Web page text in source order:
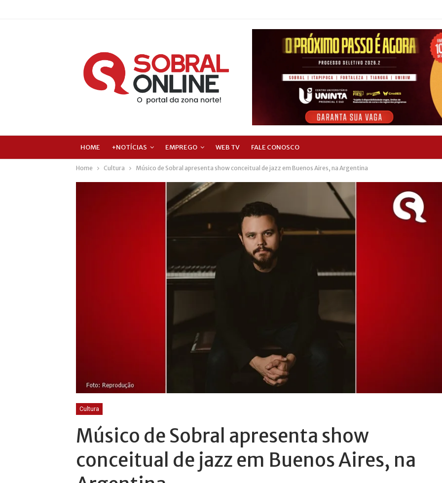
HOME +NOTÍCIAS EMPREGO WEB TV FALE CONOSCO
Home Cultura Músico de Sobral apresenta show conceitual de jazz em Buenos Aires, na Argentina
Cultura
Músico de Sobral apresenta show
conceitual de jazz em Buenos Aires, na